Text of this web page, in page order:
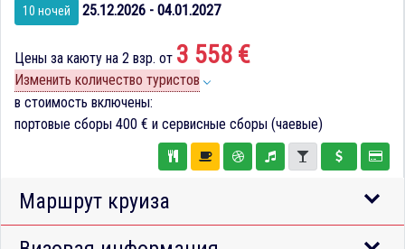
10 ночей 25.12.2026 - 04.01.2027
Цены за каюту на 2 взр. от 3 558 €
Изменить количество туристов
в стоимость включены:
портовые сборы 400 € и сервисные сборы (чаевые)
Маршрут круиза